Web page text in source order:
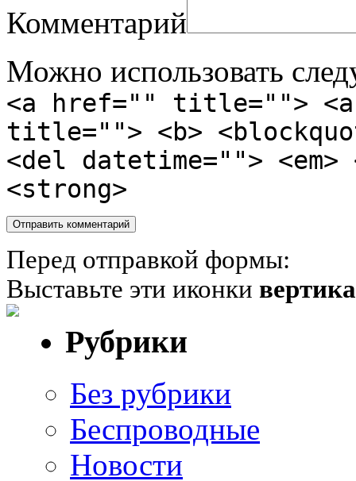
Комментарий
Можно использовать
<a href="" title="">
title=""> <b>
<del datetime="">
<strong>
Перед отправкой формы:
Выставьте эти иконки
Рубрики
Без рубрики
Беспроводные
Новости